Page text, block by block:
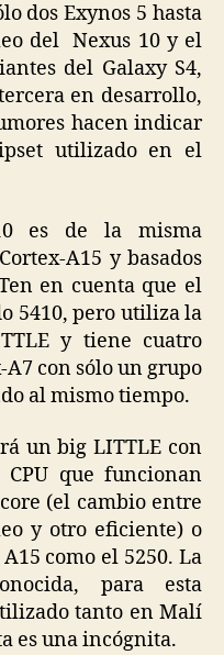
dos Exynos 5 hasta
del Nexus 10 y el
del Galaxy S4,
en desarrollo,
hacen indicar
utilizado en el
es de la misma
A15 y basados
en cuenta que el
5410, pero utiliza la
y tiene cuatro
A7 con sólo un grupo
al mismo tiempo.
un big LITTLE con
que funcionan
(el cambio entre
y otro eficiente) o
como el 5250. La
para esta
tanto en Malí
es una incógnita.